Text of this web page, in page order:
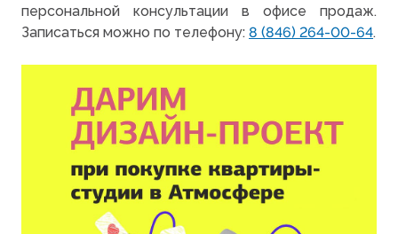
персональной консультации в офисе продаж.
Записаться можно по телефону: 8 (846) 264-00-64.